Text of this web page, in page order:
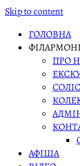
Skip to content
ГОЛОВНА
ПРО
АФІША